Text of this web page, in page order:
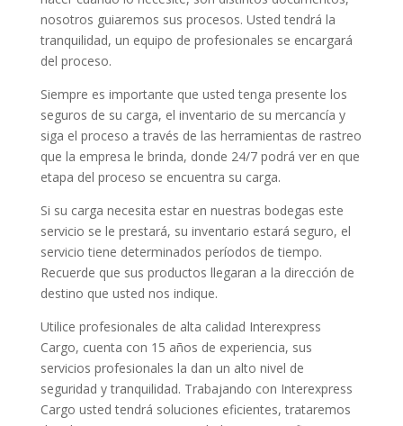
nosotros guiaremos sus procesos. Usted tendrá la
tranquilidad, un equipo de profesionales se encargará
del proceso.
Siempre es importante que usted tenga presente los
seguros de su carga, el inventario de su mercancía y
siga el proceso a través de las herramientas de rastreo
que la empresa le brinda, donde 24/7 podrá ver en que
etapa del proceso se encuentra su carga.
Si su carga necesita estar en nuestras bodegas este
servicio se le prestará, su inventario estará seguro, el
servicio tiene determinados períodos de tiempo.
Recuerde que sus productos llegaran a la dirección de
destino que usted nos indique.
Utilice profesionales de alta calidad Interexpress
Cargo, cuenta con 15 años de experiencia, sus
servicios profesionales la dan un alto nivel de
seguridad y tranquilidad. Trabajando con Interexpress
Cargo usted tendrá soluciones eficientes, trataremos